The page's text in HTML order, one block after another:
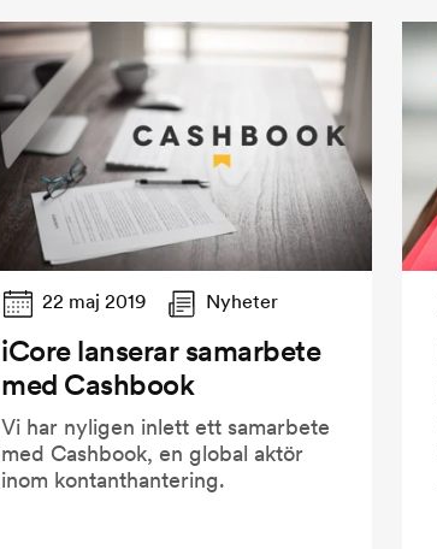
22 maj 2019 Nyheter
iCore lanserar samarbete
med Cashbook
Vi har nyligen inlett ett samarbete
med Cashbook, en global aktör
inom kontanthantering.